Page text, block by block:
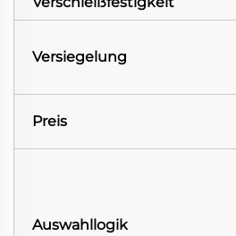
Versiegelung
Preis
Auswahllogik